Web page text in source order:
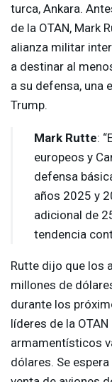
turca, Ankara.
de la OTAN, Mark
alianza militar
a destinar al
a su defensa, una
Trump.
Mark Rutte:
europeos y
defensa
años 2025 y
adicional de
tendencia
Rutte dijo que los
millones de
durante los
líderes de la OTAN
armamentísticos
dólares. Se